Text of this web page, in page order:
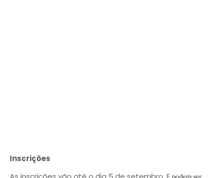
Inscrições